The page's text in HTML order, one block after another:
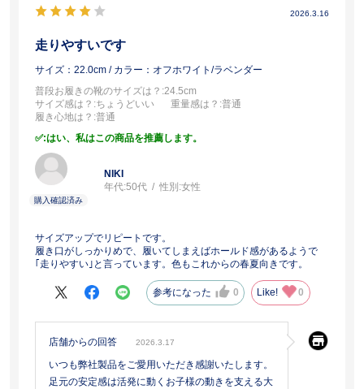
2026.3.16
走りやすいです
サイズ：22.0cm / カラー：オフホワイト/ラベンダー
普段お履きの靴のサイズは？ :24.5cm
サイズ感は？ :ちょうどいい 重量感は？ :普通
履き心地は？ :普通
:はい、私はこの商品を推薦します。
NIKI
年代:50代 性別:女性
サイズアップでリピートです。
履き口がしっかりめで、履いてしまえばホールド感があるようで
｢走りやすい｣と言っています。色もこれからの春夏向きです。
参考になった 0 Like! 0
店舗からの回答 2026.3.17
いつも弊社製品をご愛用いただき感謝いたします。
足元の安定感は活発に動くお子様の動きを支える大